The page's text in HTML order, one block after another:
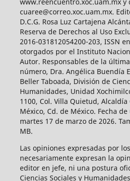
cuaree@correo.xoc.uam.mx.
D.C.G. Rosa Luz Cartajena
Reserva de Derechos al Uso
2016-031812054200-203, ISSN
otorgados por el Instituto
Autor. Responsables de la
número, Dra. Angélica Buendía
Beller Taboada, División de
Humanidades, Unidad
1100, Col. Villa Quietud, Alcaldía
México, Cd. de México. Fecha
martes 17 de marzo de 2026.
MB.
Las opiniones expresadas por
necesariamente expresan la
editor en jefe, ni una postura
Ciencias Sociales y